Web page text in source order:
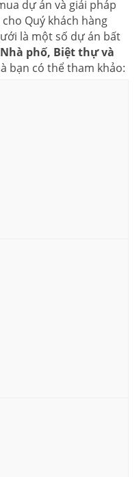
dự án và giải pháp
Quý khách hàng
là một số dự án bất
phố, Biệt thự và
bạn có thể tham khảo: